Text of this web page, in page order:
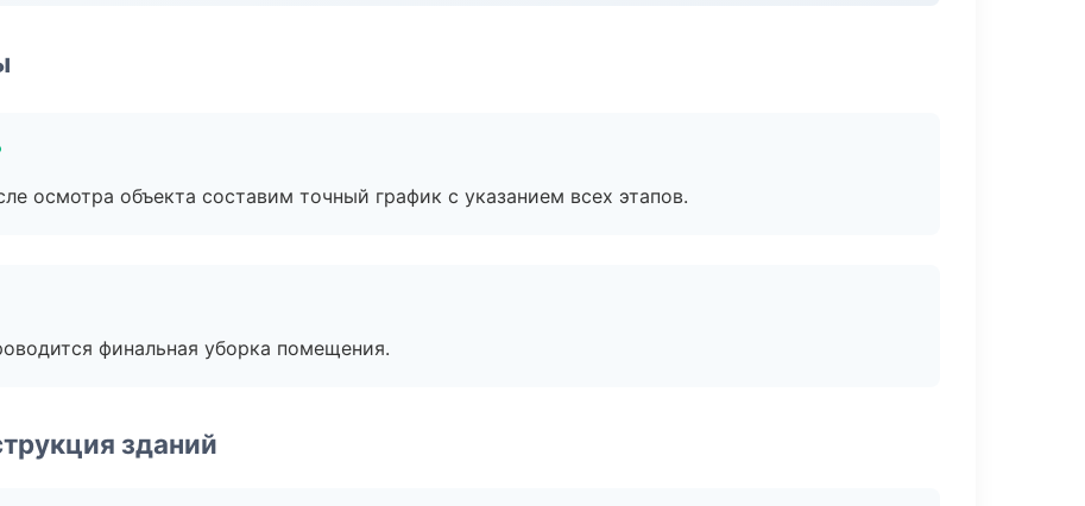
осмотра объекта составим точный график с указанием всех этапов.
финальная уборка помещения.
зданий